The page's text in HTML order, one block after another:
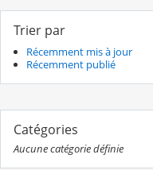
Trier par
Récemment mis à jour
Récemment publié
Catégories
Aucune catégorie définie